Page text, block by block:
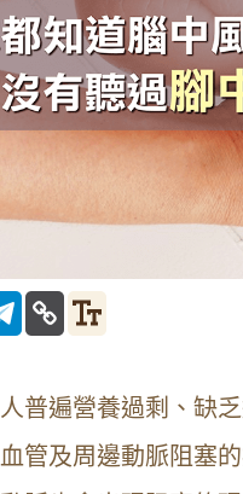
普遍營養過剩、缺
管及周邊動脈阻塞